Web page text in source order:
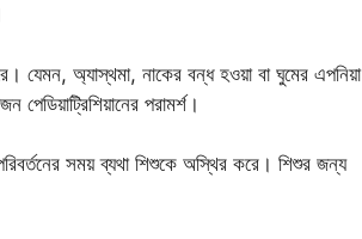
যেমন, অ্যাস্থমা, নাকের বন্ধ হওয়া বা ঘুমের এপনিয়া
পরামর্শ।
সময় ব্যথা শিশুকে অস্থির করে। শিশুর জন্য